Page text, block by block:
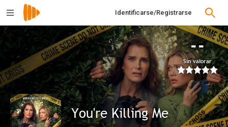
Identificarse/Registrarse
--
Sin valorar
You're Killing Me